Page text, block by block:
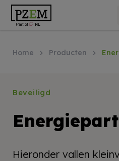
Home Producten
Beveiligd
Hieronder vallen